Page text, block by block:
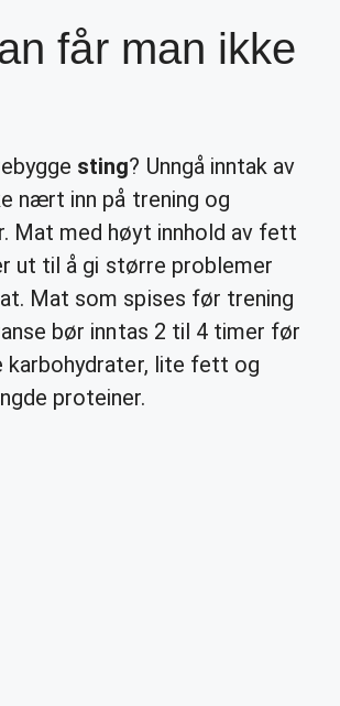
får man ikke
sting? Unngå inntak av
nært inn på trening og
Mat med høyt innhold av fett
ut til å gi større problemer
Mat som spises før trening
bør inntas 2 til 4 timer før
karbohydrater, lite fett og
proteiner.